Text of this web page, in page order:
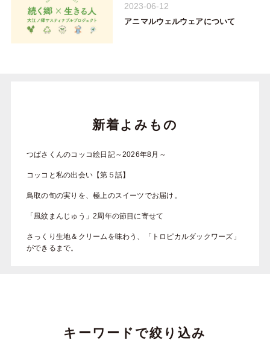
2023-06-12
アニマルウェルウェアについて
新着よみもの
つばさくんのコッコ絵日記～2026年8月～
コッコと私の出会い【第５話】
鳥取の旬の実りを、極上のスイーツでお届け。
「風紋まんじゅう」2周年の節目に寄せて
さっくり生地＆クリームを味わう、「トロピカルダックワーズ」
ができるまで。
キーワードで絞り込み